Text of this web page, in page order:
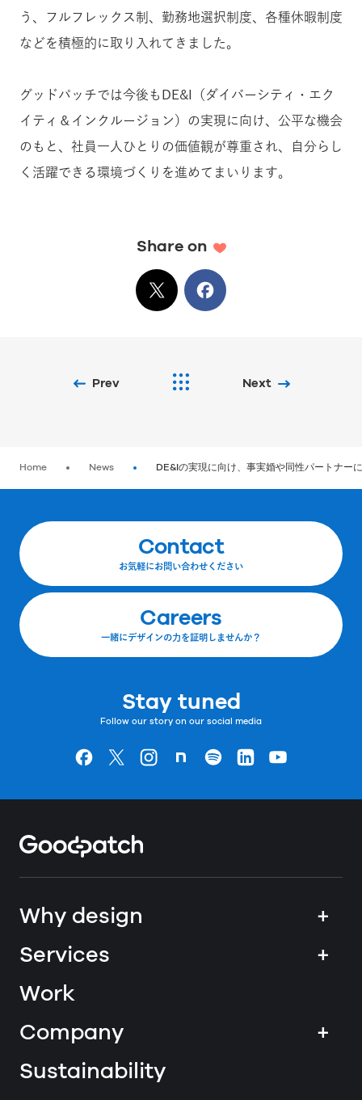
う、フルフレックス制、勤務地選択制度、各種休暇制度
などを積極的に取り入れてきました。
グッドパッチでは今後もDE&I（ダイバーシティ・エク
イティ＆インクルージョン）の実現に向け、公平な機会
のもと、社員一人ひとりの価値観が尊重され、自分らし
く活躍できる環境づくりを進めてまいります。
Share on
XでシェアFacebook
Prev Next
Home News DE&Iの実現に向け、事実婚や同性パートナー
Contact
お気軽にお問い合わせください
Careers
一緒にデザインの力を証明しませんか？
Stay tuned
Follow our story on our social media
Goodpatchの
ページ
Goodpatchの
ページ
Goodpatchの
ページGoodpatchの
ページ
Goodpatchの
ページ
Goodpatchの
ページ
Goodpatchの
Why design
+
Services
+
Work
Company
+
Sustainability